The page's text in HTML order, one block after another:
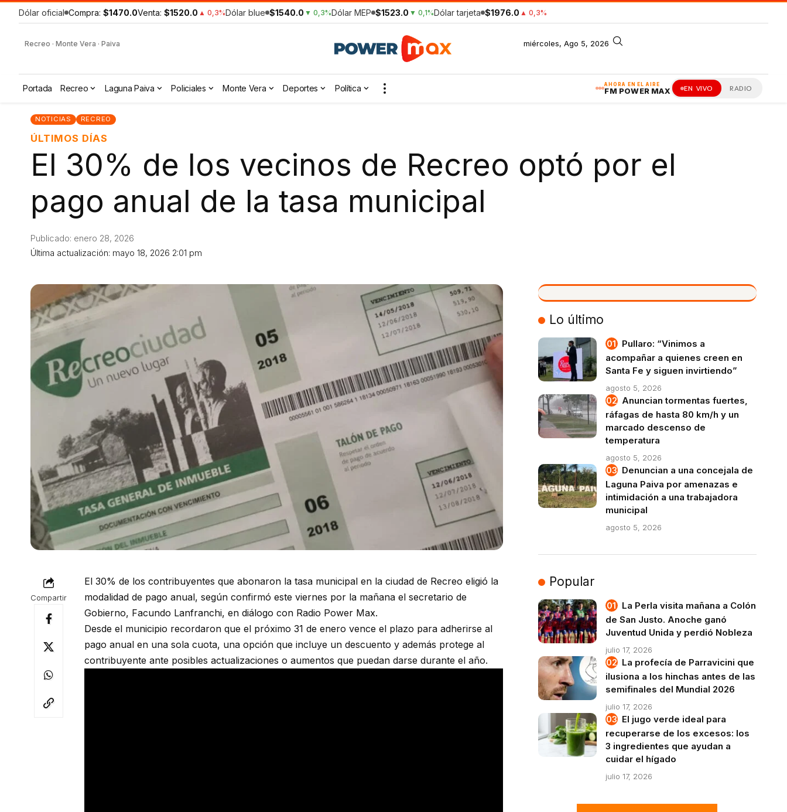
Dólar oficial Compra: $1470.0Venta: $1520.0 ▲ 0,3%Dólar blue $1540.0 ▼ 0,3%Dólar MEP $1523.0 ▼ 0,1%Dólar tarjeta $1976.0 ▲ 0,3%
Recreo · Monte Vera · Paiva miércoles, Ago 5, 2026
AHORA EN EL AIRE
FM POWER MAX EN VIVO RADIO
Portada Recreo Laguna Paiva Policiales Monte Vera Deportes Política
NOTICIAS RECREO
ÚLTIMOS DÍAS
El 30% de los vecinos de Recreo optó por el
pago anual de la tasa municipal
Última actualización: mayo 18, 2026 2:01 pm
Publicado: enero 28, 2026
Compartir
El 30% de los contribuyentes que abonaron la tasa municipal en la ciudad de Recreo eligió la
modalidad de pago anual, según confirmó este viernes por la mañana el secretario de
Gobierno, Facundo Lanfranchi, en diálogo con Radio Power Max.
Desde el municipio recordaron que el próximo 31 de enero vence el plazo para adherirse al
pago anual en una sola cuota, una opción que incluye un descuento y además protege al
contribuyente ante posibles actualizaciones o aumentos que puedan darse durante el año.
VIVO
Lo último
Pullaro: “Vinimos a
acompañar a quienes creen en
Santa Fe y siguen invirtiendo”
agosto 5, 2026
Anuncian tormentas fuertes,
ráfagas de hasta 80 km/h y un
marcado descenso de
temperatura
agosto 5, 2026
Denuncian a una concejala de
Laguna Paiva por amenazas e
intimidación a una trabajadora
municipal
agosto 5, 2026
Popular
La Perla visita mañana a Colón
de San Justo. Anoche ganó
Juventud Unida y perdió Nobleza
julio 17, 2026
La profecía de Parravicini que
ilusiona a los hinchas antes de las
semifinales del Mundial 2026
julio 17, 2026
El jugo verde ideal para
recuperarse de los excesos: los
3 ingredientes que ayudan a
cuidar el hígado
julio 17, 2026